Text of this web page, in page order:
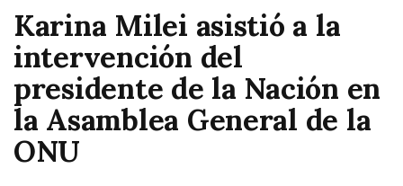
la
Nación
Karina Milei asistió a la
intervención del
presidente de la Nación en
la Asamblea General de la
ONU